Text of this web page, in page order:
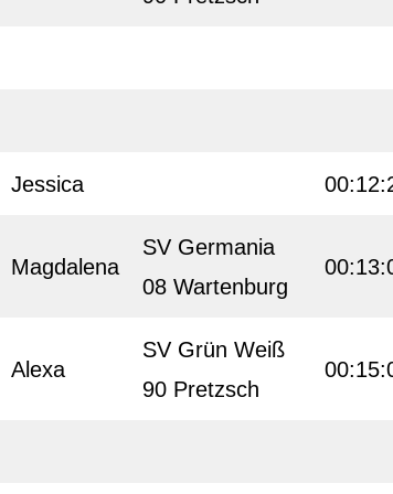
Jessica
Magdalena
SV Germania
08 Wartenburg
Alexa
SV Grün Weiß
90 Pretzsch